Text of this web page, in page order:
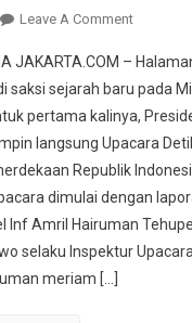
Leave A CommentOn
HUT
Ke
80
RI,
Presiden
Prabowo
Bacakan
Naskah
JAKARTA.COM –
saksi sejarah baru pada
pertama kalinya,
langsung Upacara
Republik
dimulai dengan
Inf Amril Hairuman
selaku Inspektur
meriam […]